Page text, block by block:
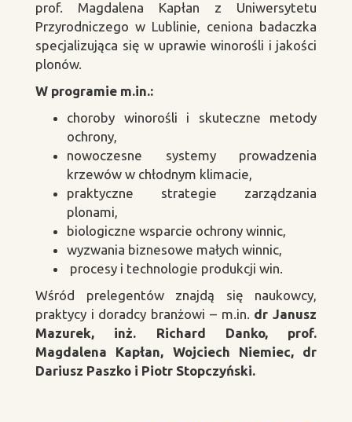
prof. Magdalena Kapłan z Uniwersytetu
Przyrodniczego w Lublinie, ceniona badaczka
specjalizująca się w uprawie winorośli i jakości
plonów.
W programie m.in.:
choroby winorośli i skuteczne metody
ochrony,
nowoczesne systemy prowadzenia
krzewów w chłodnym klimacie,
praktyczne strategie zarządzania
plonami,
biologiczne wsparcie ochrony winnic,
wyzwania biznesowe małych winnic,
procesy i technologie produkcji win.
Wśród prelegentów znajdą się naukowcy,
praktycy i doradcy branżowi – m.in. dr Janusz
Mazurek, inż. Richard Danko, prof.
Magdalena Kapłan, Wojciech Niemiec, dr
Dariusz Paszko i Piotr Stopczyński.